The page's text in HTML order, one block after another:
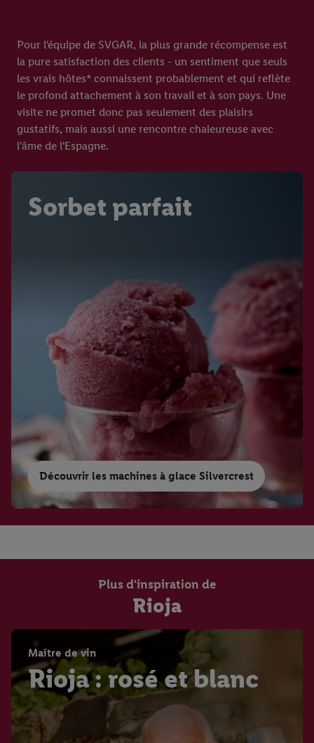
Pour l'équipe de SVGAR, la plus grande récompense est
la pure satisfaction des clients - un sentiment que seuls
les vrais hôtes* connaissent probablement et qui reflète
le profond attachement à son travail et à son pays. Une
visite ne promet donc pas seulement des plaisirs
gustatifs, mais aussi une rencontre chaleureuse avec
l'âme de l'Espagne.
Sorbet parfait
Découvrir les machines à glace Silvercrest
Plus d'inspiration de
Rioja
Maître de vin
Rioja : rosé et blanc